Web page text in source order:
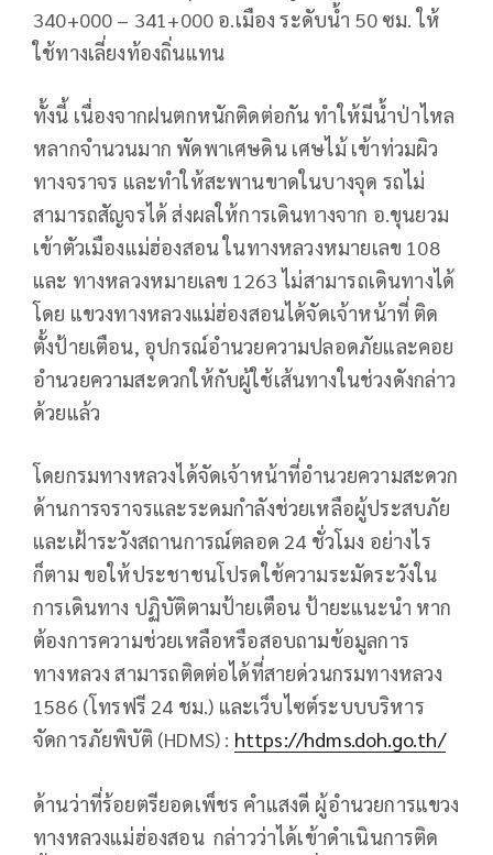
340+000 – 341+000 อ.เมือง ระดับน้ำ 50 ซม. ให้
ใช้ทางเลี่ยงท้องถิ่นแทน
ทั้งนี้ เนื่องจากฝนตกหนักติดต่อกัน ทำให้มีน้ำป่าไหล
หลากจำนวนมาก พัดพาเศษดิน เศษไม้ เข้าท่วมผิว
ทางจราจร และทำให้สะพานขาดในบางจุด รถไม่
สามารถสัญจรได้ ส่งผลให้การเดินทางจาก อ.ขุนยวม
เข้าตัวเมืองแม่ฮ่องสอน ในทางหลวงหมายเลข 108
และ ทางหลวงหมายเลข 1263 ไม่สามารถเดินทางได้
โดย แขวงทางหลวงแม่ฮ่องสอนได้จัดเจ้าหน้าที่ ติด
ตั้งป้ายเตือน, อุปกรณ์อำนวยความปลอดภัยและคอย
อำนวยความสะดวกให้กับผู้ใช้เส้นทางในช่วงดังกล่าว
ด้วยแล้ว
โดยกรมทางหลวงได้จัดเจ้าหน้าที่อำนวยความสะดวก
ด้านการจราจรและระดมกำลังช่วยเหลือผู้ประสบภัย
และเฝ้าระวังสถานการณ์ตลอด 24 ชั่วโมง อย่างไร
ก็ตาม ขอให้ประชาชนโปรดใช้ความระมัดระวังใน
การเดินทาง ปฏิบัติตามป้ายเตือน ป้ายะแนะนำ หาก
ต้องการความช่วยเหลือหรือสอบถามข้อมูลการ
ทางหลวง สามารถติดต่อได้ที่สายด่วนกรมทางหลวง
1586 (โทรฟรี 24 ชม.) และเว็บไซต์ระบบบริหาร
จัดการภัยพิบัติ (HDMS) : https://hdms.doh.go.th/
ด้านว่าที่ร้อยตรียอดเพ็ชร คำแสงดี ผู้อำนวยการแขวง
ทางหลวงแม่ฮ่องสอน กล่าวว่าได้เข้าดำเนินการติด